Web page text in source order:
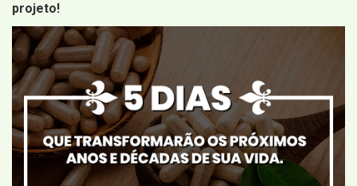
projeto!